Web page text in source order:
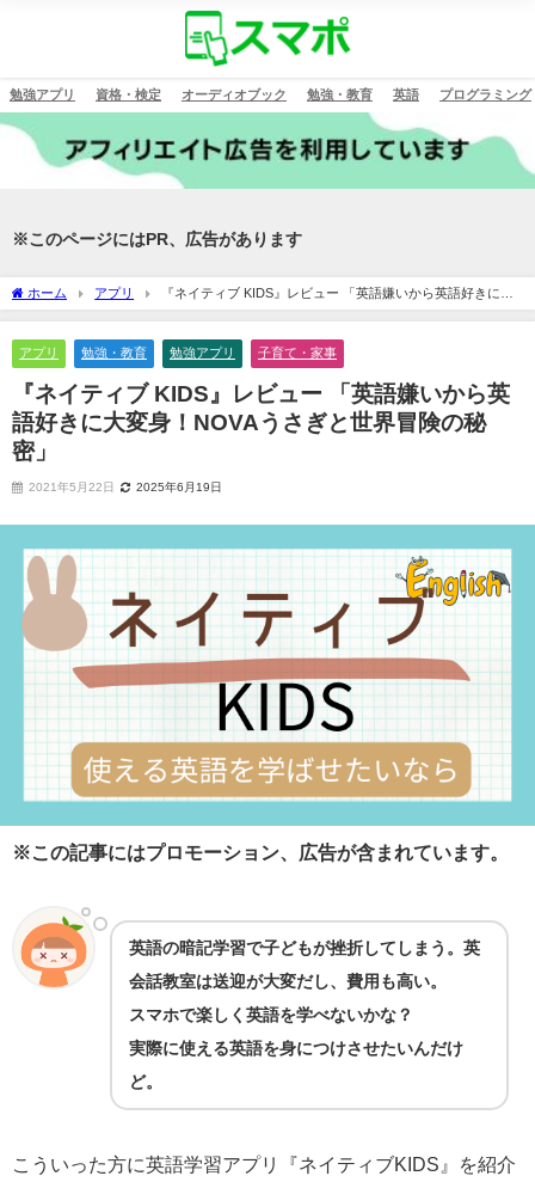
勉強アプリ 資格・検定 オーディオブック 勉強・教育 英語 プログラミング
※このページにはPR、広告があります
ホーム アプリ
『ネイティブ KIDS』レビュー 「英語嫌いから英語好きに大
変身！NOVAうさぎと世界冒険の秘密」
アプリ 勉強・教育 勉強アプリ 子育て・家事
『ネイティブ KIDS』レビュー 「英語嫌いから英
語好きに大変身！NOVAうさぎと世界冒険の秘
密」
2021年5月22日 2025年6月19日
※この記事にはプロモーション、広告が含まれています。
英語の暗記学習で子どもが挫折してしまう。英
会話教室は送迎が大変だし、費用も高い。
スマホで楽しく英語を学べないかな？
実際に使える英語を身につけさせたいんだけ
ど。
こういった方に英語学習アプリ『ネイティブKIDS』を紹介